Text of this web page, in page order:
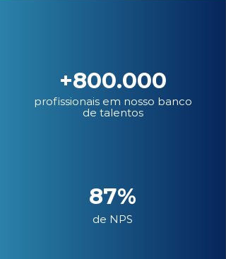
+800.000
profissionais em nosso banco
de talentos
87%
de NPS